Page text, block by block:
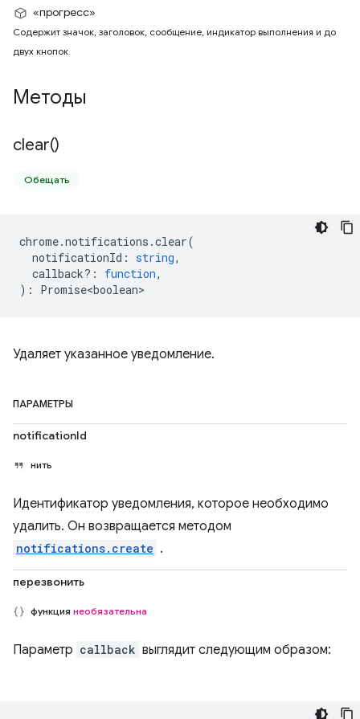
«прогресс»
Содержит значок, заголовок, сообщение, индикатор выполнения и до
двух кнопок.
Методы
clear()
Обещать
chrome.notifications .clear(
notificationId : string,
callback? : function,
) : Promise<boolean>
Удаляет указанное уведомление.
ПАРАМЕТРЫ
notificationId
нить
Идентификатор уведомления, которое необходимо
удалить. Он возвращается методом
notifications.create .
перезвонить
функция необязательна
Параметр callback выглядит следующим образом: